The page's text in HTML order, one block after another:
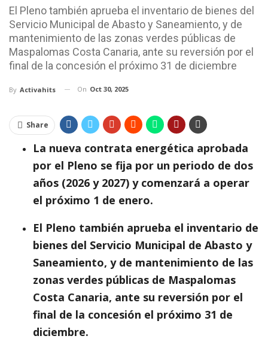
El Pleno también aprueba el inventario de bienes del
Servicio Municipal de Abasto y Saneamiento, y de
mantenimiento de las zonas verdes públicas de
Maspalomas Costa Canaria, ante su reversión por el
final de la concesión el próximo 31 de diciembre
By Activahits On Oct 30, 2025
Share
La nueva contrata energética aprobada
por el Pleno se fija por un periodo de dos
años (2026 y 2027) y comenzará a operar
el próximo 1 de enero.
El Pleno también aprueba el inventario de
bienes del Servicio Municipal de Abasto y
Saneamiento, y de mantenimiento de las
zonas verdes públicas de Maspalomas
Costa Canaria, ante su reversión por el
final de la concesión el próximo 31 de
diciembre.